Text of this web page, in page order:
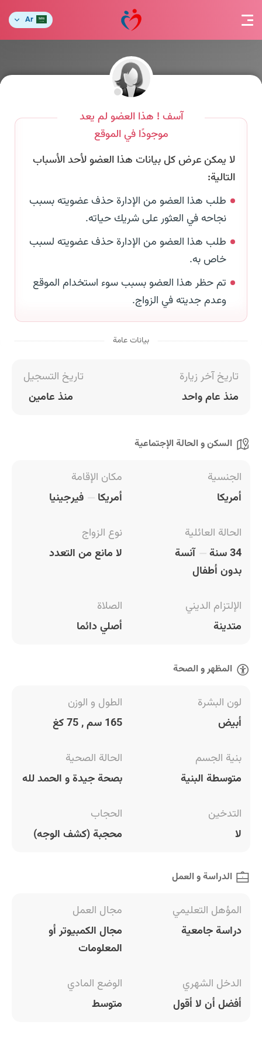
Ar
آسف ! هذا العضو لم يعد
موجودًا في الموقع
لا يمكن عرض كل بيانات هذا العضو لأحد الأسباب
التالية:
طلب هذا العضو من الإدارة حذف عضويته بسبب
نجاحه في العثور على شريك حياته.
طلب هذا العضو من الإدارة حذف عضويته لسبب
خاص به.
تم حظر هذا العضو بسبب سوء استخدام الموقع
وعدم جديته في الزواج.
بيانات عامة
تاريخ آخر زيارة
منذ عام واحد
تاريخ التسجيل
منذ عامين
السكن و الحالة الإجتماعية
الجنسية
أمريكا
مكان الإقامة
أمريكا
فيرجينيا
الحالة العائلية
34 سنة
آنسة
بدون أطفال
نوع الزواج
لا مانع من التعدد
الإلتزام الديني
متدينة
الصلاة
أصلي دائما
المظهر و الصحة
لون البشرة
أبيض
الطول و الوزن
165 سم , 75 كغ
بنية الجسم
متوسطة البنية
الحالة الصحية
بصحة جيدة و الحمد لله
التدخين
لا
الحجاب
محجبة (كشف الوجه)
الدراسة و العمل
المؤهل التعليمي
دراسة جامعية
مجال العمل
مجال الكمبيوتر أو
المعلومات
الدخل الشهري
أفضل أن لا أقول
الوضع المادي
متوسط